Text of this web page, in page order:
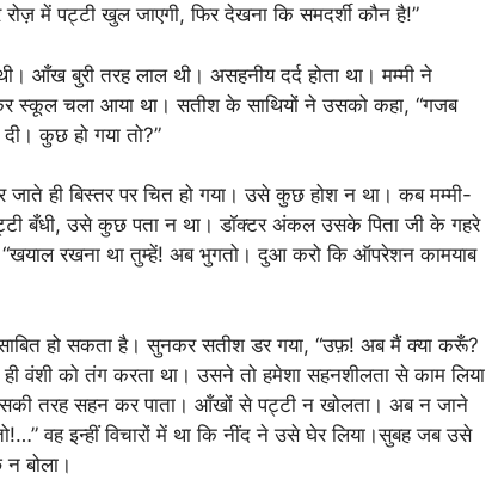
रोज़ में पट्टी खुल जाएगी, फिर देखना कि समदर्शी कौन है!”
बुरी तरह लाल थी। असहनीय दर्द होता था। मम्मी ने
स्कूल चला आया था। सतीश के साथियों ने उसको कहा, “गजब
कुछ हो गया तो?”
जाते ही बिस्तर पर चित हो गया। उसे कुछ होश न था। कब मम्मी-
बँधी, उसे कुछ पता न था। डॉक्टर अंकल उसके पिता जी के गहरे
“खयाल रखना था तुम्हें! अब भुगतो। दुआ करो कि ऑपरेशन कामयाब
हो सकता है। सुनकर सतीश डर गया, “उफ़! अब मैं क्या करूँ?
वंशी को तंग करता था। उसने तो हमेशा सहनशीलता से काम लिया
तरह सहन कर पाता। आँखों से पट्टी न खोलता। अब न जाने
वह इन्हीं विचारों में था कि नींद ने उसे घेर लिया।सुबह जब उसे
बोला।